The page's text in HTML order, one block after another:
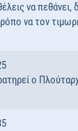
να
να τον
ο